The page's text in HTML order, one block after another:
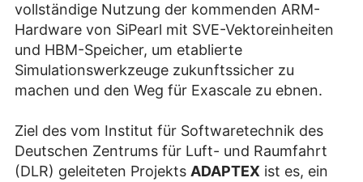
vollständige Nutzung der kommenden ARM-
Hardware von SiPearl mit SVE-Vektoreinheiten
und HBM-Speicher, um etablierte
Simulationswerkzeuge zukunftssicher zu
machen und den Weg für Exascale zu ebnen.
Ziel des vom Institut für Softwaretechnik des
Deutschen Zentrums für Luft- und Raumfahrt
(DLR) geleiteten Projekts ADAPTEX ist es, ein